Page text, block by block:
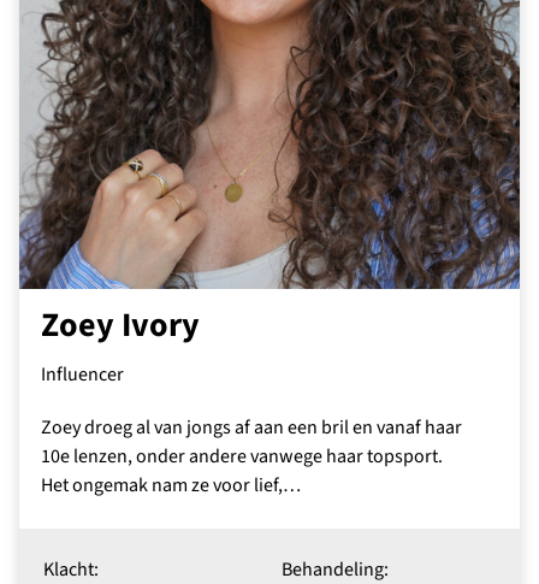
Zoey Ivory
Influencer
Zoey droeg al van jongs af aan een bril en vanaf haar
10e lenzen, onder andere vanwege haar topsport.
Het ongemak nam ze voor lief,…
Klacht:
Behandeling: